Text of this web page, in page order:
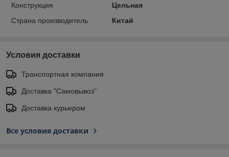
Конструкция
Цельная
Страна производитель
Китай
Условия доставки
Транспортная компания
Доставка "Самовывоз"
Доставка курьером
Все условия доставки